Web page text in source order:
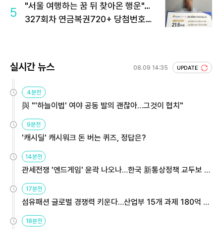
5
"서울 여행하는 꿈 뒤 찾아온 행운"…
327회차 연금복권720+ 당첨번호조
실시간 뉴스 08.09 14:35 UPDATE
4분전
與 "'하늘이법' 여야 공동 발의 괜찮아…그것이 협치"
9분전
'캐시딜' 캐시워크 돈 버는 퀴즈, 정답은?
14분전
관세전쟁 '엔드게임' 윤곽 나오나…한국 新통상정책 교두보 활
용해야
17분전
섬유패션 글로벌 경쟁력 키운다…산업부 15개 과제 180억 지
원
18분전